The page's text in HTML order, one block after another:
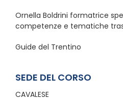
Ornella Boldrini formatrice
competenze e tematiche
Guide del Trentino
SEDE DEL CORSO
CAVALESE